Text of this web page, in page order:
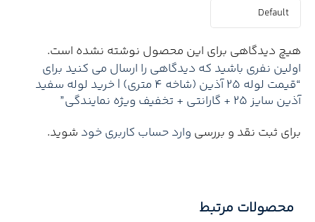
هیچ دیدگاهی برای این محصول نوشته نشده است.
اولین نفری باشید که دیدگاهی را ارسال می کنید برای
“قیمت لوله 25 آذین (شاخه 4 متری) | خرید لوله سفید
آذین سایز 25 + گارانتی + تخفیف ویژه نمایندگی”
برای ثبت نقد و بررسی وارد حساب کاربری خود شوید.
محصولات مرتبط